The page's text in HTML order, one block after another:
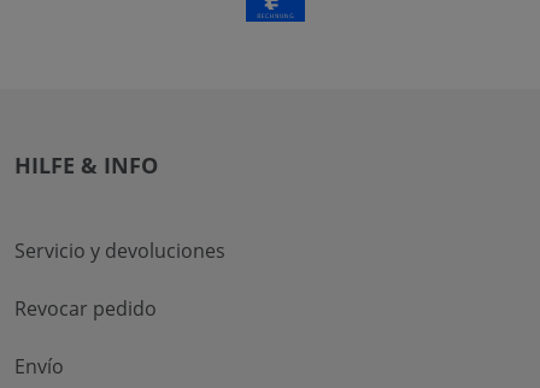
HILFE & INFO
Servicio y devoluciones
Revocar pedido
Envío